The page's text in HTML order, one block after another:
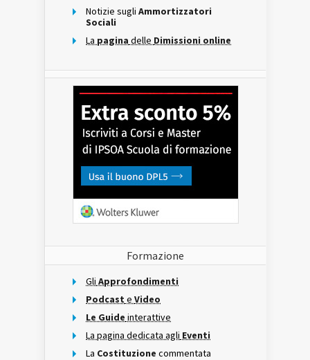
Notizie sugli Ammortizzatori
Sociali
La pagina delle Dimissioni online
Formazione
Gli Approfondimenti
Podcast e Video
Le Guide interattive
La pagina dedicata agli Eventi
La Costituzione commentata